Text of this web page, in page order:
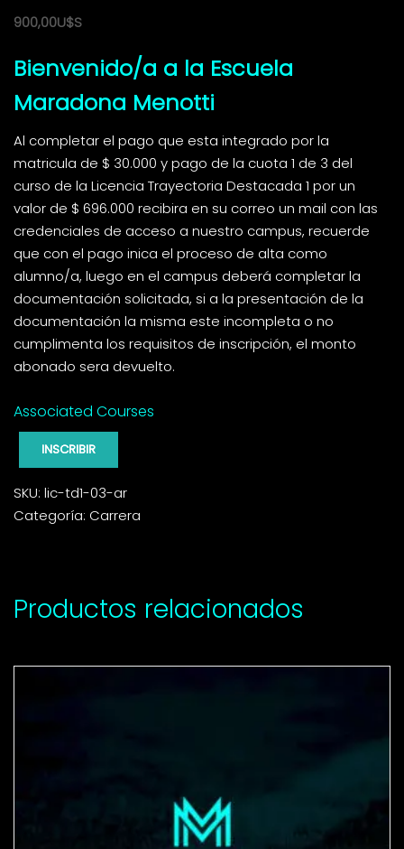
900,00U$S
Bienvenido/a a la Escuela
Maradona Menotti
Al completar el pago que esta integrado por la
matricula de $ 30.000 y pago de la cuota 1 de 3 del
curso de la Licencia Trayectoria Destacada 1 por un
valor de $ 696.000 recibira en su correo un mail con las
credenciales de acceso a nuestro campus, recuerde
que con el pago inica el proceso de alta como
alumno/a, luego en el campus deberá completar la
documentación solicitada, si a la presentación de la
documentación la misma este incompleta o no
cumplimenta los requisitos de inscripción, el monto
abonado sera devuelto.
Associated Courses
INSCRIBIR
SKU: lic-td1-03-ar
Categoría: Carrera
Productos relacionados